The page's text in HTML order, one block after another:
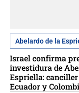
Abelardo de la
Israel confirma
investidura de
Espriella:
Ecuador y